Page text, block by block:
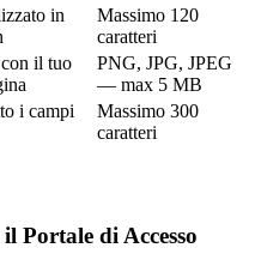
in
Massimo 120
caratteri
il tuo
PNG, JPG, JPEG
— max 5 MB
i campi
Massimo 300
caratteri
Portale di Accesso